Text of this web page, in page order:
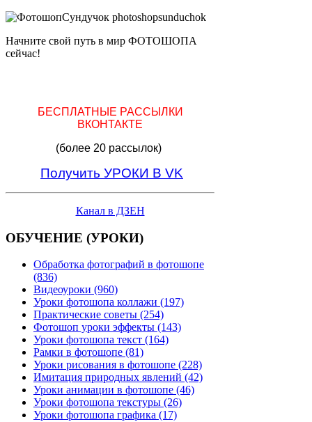
Начните свой путь в мир ФОТОШОПА
сейчас!
БЕСПЛАТНЫЕ РАССЫЛКИ
ВКОНТАКТЕ
(более 20 рассылок)
Получить УРОКИ В VK
Канал в ДЗЕН
ОБУЧЕНИЕ (УРОКИ)
Обработка фотографий в фотошопе
(836)
Видеоуроки (960)
Уроки фотошопа коллажи (197)
Практические советы (254)
Фотошоп уроки эффекты (143)
Уроки фотошопа текст (164)
Рамки в фотошопе (81)
Уроки рисования в фотошопе (228)
Имитация природных явлений (42)
Уроки анимации в фотошопе (46)
Уроки фотошопа текстуры (26)
Уроки фотошопа графика (17)